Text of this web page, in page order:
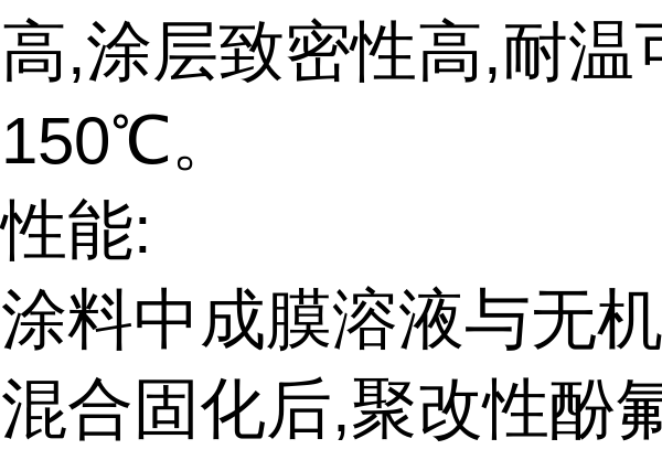
高,涂层致密性高,耐温
150℃。
性能:
涂料中成膜溶液与无
混合固化后,聚改性酚